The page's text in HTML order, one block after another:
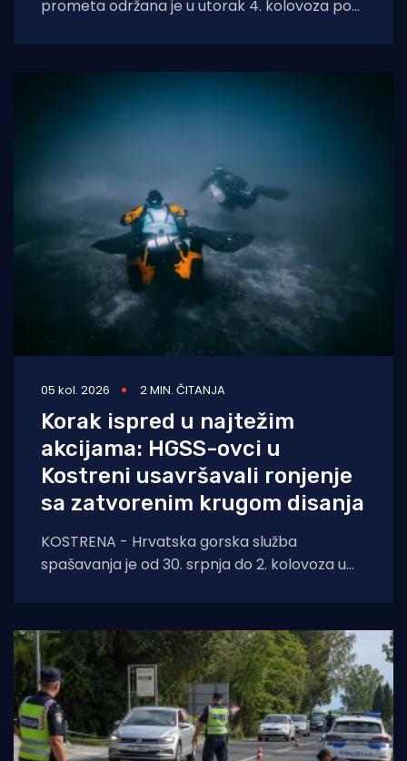
prometa održana je u utorak 4. kolovoza pod
05 kol. 2026 2 MIN. ČITANJA
Korak ispred u najtežim
akcijama: HGSS-ovci u
Kostreni usavršavali ronjenje
sa zatvorenim krugom disanja
KOSTRENA - Hrvatska gorska služba
spašavanja je od 30. srpnja do 2. kolovoza u